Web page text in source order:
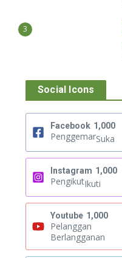
3
Social Icons
Facebook 1,000
PenggemarSuka
Instagram 1,000
PengikutIkuti
Youtube 1,000
Pelanggan
Berlangganan